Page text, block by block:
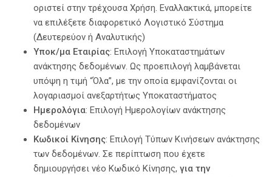
οριστεί στην τρέχουσα Χρήση. Εναλλακτικά, μπορείτε
να επιλέξετε διαφορετικό Λογιστικό Σύστημα
(Δευτερεύον ή Αναλυτικής)
Υποκ/μα Εταιρίας: Επιλογή Υποκαταστημάτων
ανάκτησης δεδομένων. Ως προεπιλογή λαμβάνεται
υπόψη η τιμή “Όλα”, με την οποία εμφανίζονται οι
λογαριασμοί ανεξαρτήτως Υποκαταστήματος
Ημερολόγια: Επιλογή Ημερολογίων ανάκτησης
δεδομένων
Κωδικοί Κίνησης: Επιλογή Τύπων Κινήσεων ανάκτησης
των δεδομένων. Σε περίπτωση που έχετε
δημιουργήσει νέο Κωδικό Κίνησης, για την